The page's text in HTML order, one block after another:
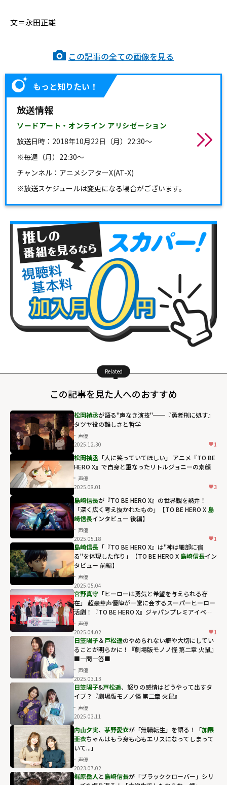
文＝永田正雄
この記事の全ての画像を見る
もっと知りたい！
放送情報
ソードアート・オンライン アリシゼーション
放送日時：2018年10月22日（月）22:30～
※毎週（月）22:30～
チャンネル：アニメシアターX(AT-X)
※放送スケジュールは変更になる場合がございます。
Related
この記事を見た人へのおすすめ
松岡禎丞が語る"声なき演技"──『勇者刑に処す』
タツヤ役の難しさと哲学
声優
2025.12.30
1
松岡禎丞 「人に笑っていてほしい」 アニメ『TO BE
HERO X』で自身と重なったリトルジョニーの素顔
声優
2025.08.01
3
島崎信長が『TO BE HERO X』の世界観を熱弁！
「深く広く考え抜かれたもの」【TO BE HERO X 島
崎信長インタビュー 後編】
声優
2025.05.18
1
島崎信長インタ
ビュー 前編】"
width="304"
height="203"
loading="lazy"
fetchpriority="h
igh">
島崎信長 「『TO BE HERO X』は"神は細部に宿
る"を体現した作り」【TO BE HERO X 島崎信長イン
タビュー 前編】
声優
2025.05.04
宮野真守 「ヒーローは勇気と希望を与えられる存
在」 超豪華声優陣が⼀堂に会するスーパーヒーロー
活劇！『TO BE HERO X』ジャパンプレミアイベン
ト声優
2025.04.02
1
日笠陽子＆戸松遥のやめられない癖や大切にしてい
ることが明らかに！『劇場版モノノ怪 第二章 火鼠』
■一問一答■
声優
2025.03.13
日笠陽子&戸松遥、怒りの感情はどうやって出すタ
イプ？『劇場版モノノ怪 第二章 火鼠』
声優
2025.03.11
内山夕実、 茅野愛衣が「無職転生」を語る！「加隈
亜衣ちゃんはもう身も心もエリスになってしまって
いて...」
声優
2023.07.02
梶原岳人と島崎信長が「ブラッククローバー」シリ